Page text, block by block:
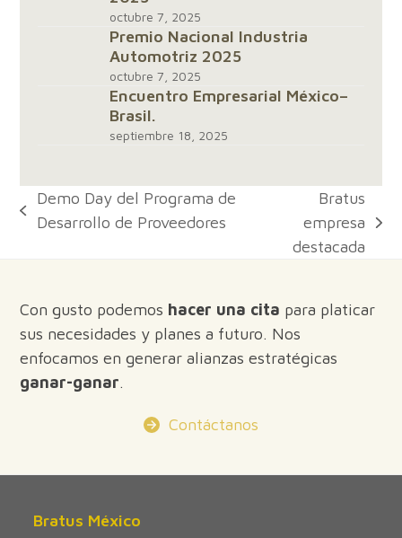
octubre 7, 2025
Premio Nacional Industria
Automotriz 2025
octubre 7, 2025
Encuentro Empresarial México–
Brasil.
septiembre 18, 2025
previous
Demo Day del Programa de
Desarrollo de Proveedores
post:
Bratus
empresa
destacada
Con gusto podemos hacer una cita para platicar
sus necesidades y planes a futuro. Nos
enfocamos en generar alianzas estratégicas
ganar-ganar.
Contáctanos
Bratus México